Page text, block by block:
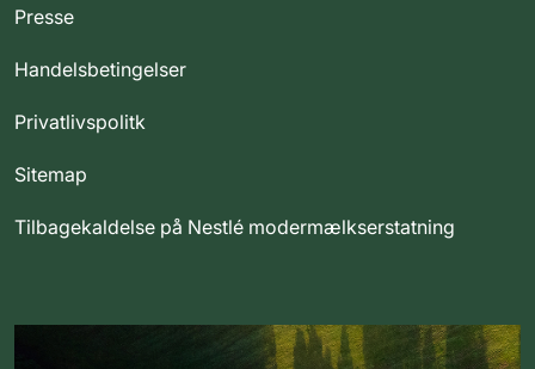
Presse
Handelsbetingelser
Privatlivspolitk
Sitemap
Tilbagekaldelse på Nestlé modermælkserstatning